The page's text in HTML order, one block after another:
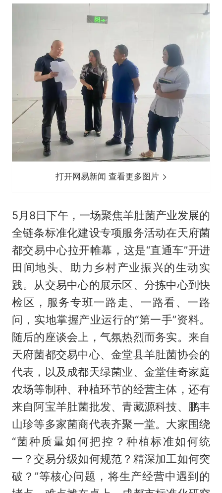
打开网易新闻 查看更多图片
5月8日下午，一场聚焦羊肚菌产业发展的
全链条标准化建设专项服务活动在天府菌
都交易中心拉开帷幕，这是“直通车”开进
田间地头、助力乡村产业振兴的生动实
践。从交易中心的展示区、分拣中心到快
检区，服务专班一路走、一路看、一路
问，实地掌握产业运行的“第一手”资料。
随后的座谈会上，气氛热烈而务实。来自
天府菌都交易中心、金堂县羊肚菌协会的
代表，以及成都天绿菌业、金堂佳奇家庭
农场等制种、种植环节的经营主体，还有
来自阿宝羊肚菌批发、青藏源科技、鹏丰
山珍等多家菌商代表齐聚一堂。大家围绕
“菌种质量如何把控？种植标准如何统
一？交易分级如何规范？精深加工如何突
破？”等核心问题，将生产经营中遇到的